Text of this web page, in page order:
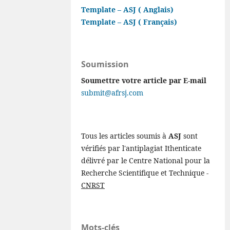
Template – ASJ ( Anglais)
Template – ASJ ( Français)
Soumission
Soumettre votre article par E-mail
submit@afrsj.com
Tous les articles soumis àASJ sont
vérifiés par l'antiplagiat Ithenticate
délivré par le Centre National pour la
Recherche Scientifique et Technique -
CNRST
Mots-clés